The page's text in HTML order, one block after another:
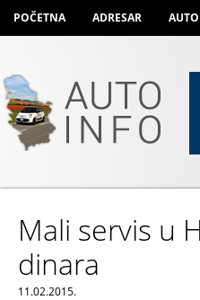
POČETNA ADRESAR
Mali servis u
dinara
11.02.2015.